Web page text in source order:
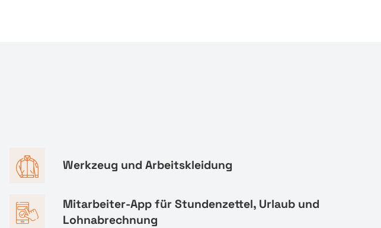
Werkzeug und Arbeitskleidung
Mitarbeiter-App für Stundenzettel, Urlaub und
Lohnabrechnung